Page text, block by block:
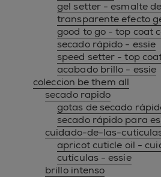
gel setter - esmalte
transparente efecto
good to go - top coat
secado rápido - essie
speed setter - top
acabado brillo - essie
coleccion be them all
secado rapido
gotas de secado
secado rápido para
cuidado-de-las-
apricot cuticle oil -
cutículas - essie
brillo intenso